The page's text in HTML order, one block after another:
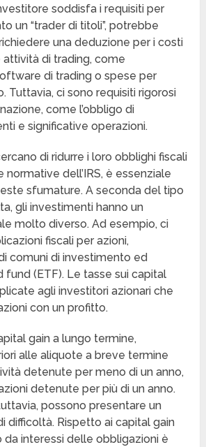
soddisfa i requisiti per
un “trader di titoli”, potrebbe
una deduzione per i costi
attività di trading, come
di trading o spese per
Tuttavia, ci sono requisiti rigorosi
come l’obbligo di
e significative operazioni.
di ridurre i loro obblighi fiscali
dell’IRS, è essenziale
sfumature. A seconda del tipo
gli investimenti hanno un
molto diverso. Ad esempio, ci
fiscali per azioni,
comuni di investimento ed
(ETF). Le tasse sui capital
agli investitori azionari che
con un profitto.
gain a lungo termine,
alle aliquote a breve termine
detenute per meno di un anno,
detenute per più di un anno.
possono presentare un
difficoltà. Rispetto ai capital gain
da interessi delle obbligazioni è